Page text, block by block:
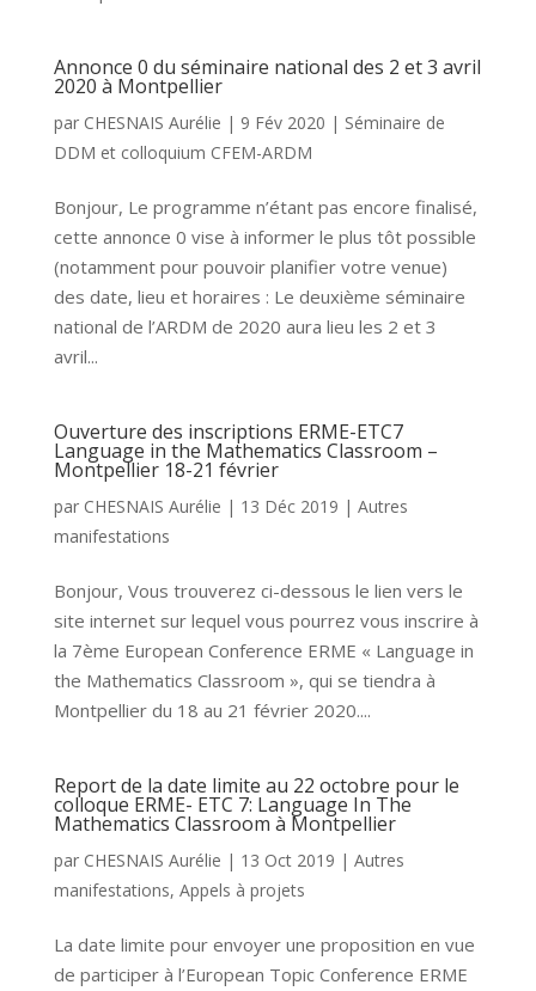
Annonce 0 du séminaire national des 2 et 3 avril
2020 à Montpellier
par CHESNAIS Aurélie | 9 Fév 2020 | Séminaire de
DDM et colloquium CFEM-ARDM
Bonjour, Le programme n’étant pas encore finalisé,
cette annonce 0 vise à informer le plus tôt possible
(notamment pour pouvoir planifier votre venue)
des date, lieu et horaires : Le deuxième séminaire
national de l’ARDM de 2020 aura lieu les 2 et 3
avril...
Ouverture des inscriptions ERME-ETC7
Language in the Mathematics Classroom –
Montpellier 18-21 février
par CHESNAIS Aurélie | 13 Déc 2019 | Autres
manifestations
Bonjour, Vous trouverez ci-dessous le lien vers le
site internet sur lequel vous pourrez vous inscrire à
la 7ème European Conference ERME « Language in
the Mathematics Classroom », qui se tiendra à
Montpellier du 18 au 21 février 2020....
Report de la date limite au 22 octobre pour le
colloque ERME- ETC 7: Language In The
Mathematics Classroom à Montpellier
par CHESNAIS Aurélie | 13 Oct 2019 | Autres
manifestations, Appels à projets
La date limite pour envoyer une proposition en vue
de participer à l’European Topic Conference ERME